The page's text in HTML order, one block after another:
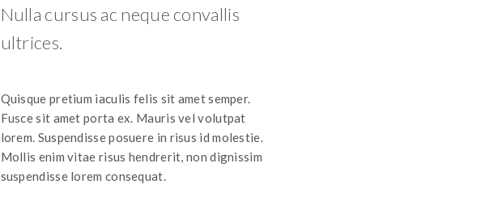
Nulla cursus ac neque convallis
ultrices.
Quisque pretium iaculis felis sit amet semper.
Fusce sit amet porta ex. Mauris vel volutpat
lorem. Suspendisse posuere in risus id molestie.
Mollis enim vitae risus hendrerit, non dignissim
suspendisse lorem consequat.